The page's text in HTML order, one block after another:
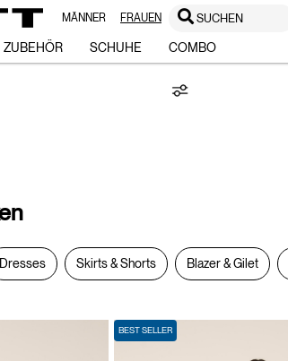
MÄNNER FRAUEN SUCHEN
ZUBEHÖR SCHUHE COMBO
Dresses Skirts & Shorts Blazer & Gilet
BEST SELLER